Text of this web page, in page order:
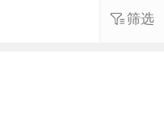
筛选